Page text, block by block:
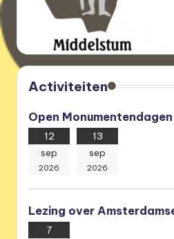
Activiteiten
Open Monumentendagen
12
sep
2026
13
sep
2026
Lezing over
7